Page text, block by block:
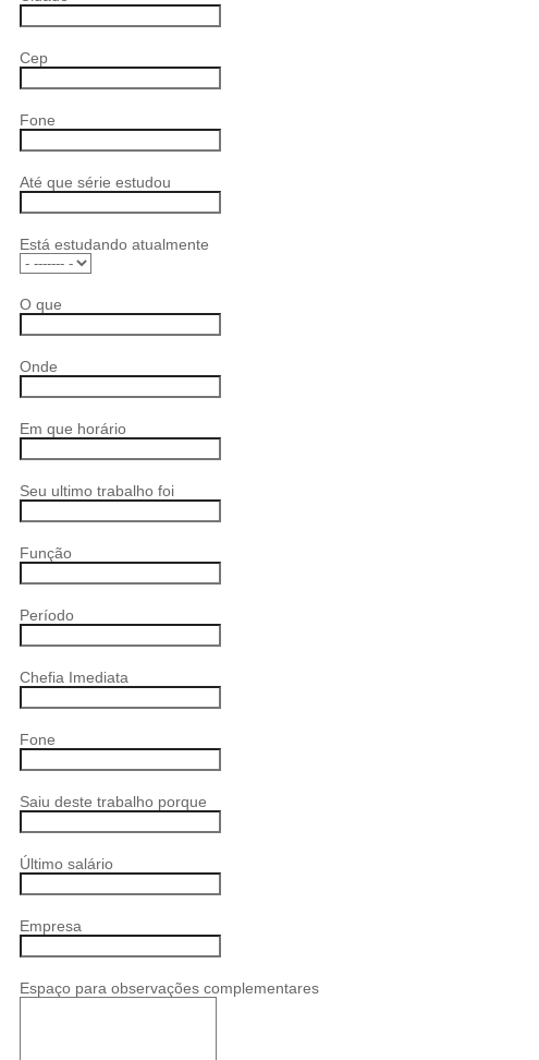
Cep
Fone
Até que série estudou
Está estudando atualmente
O que
Onde
Em que horário
Seu ultimo trabalho foi
Função
Período
Chefia Imediata
Fone
Saiu deste trabalho porque
Último salário
Empresa
Espaço para observações complementares